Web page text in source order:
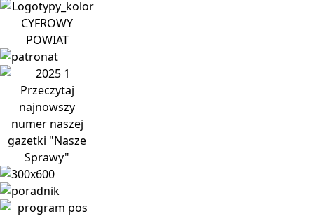
CYFROWY
POWIAT
Przeczytaj
najnowszy
numer naszej
gazetki "Nasze
Sprawy"